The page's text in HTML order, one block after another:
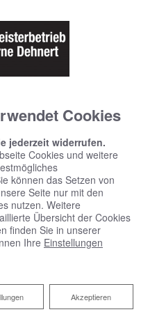
bei Arne Dehnert GmbH.
ist uns besonders
hiermit ausführlich über die
Besuch unseres
Cookies
jederzeit widerrufen.
Cookies und weitere
können das Setzen von
Seite nur mit den
nutzen. Weitere
Übersicht der Cookies
finden Sie in unserer
Ihre Einstellungen
Akzeptieren